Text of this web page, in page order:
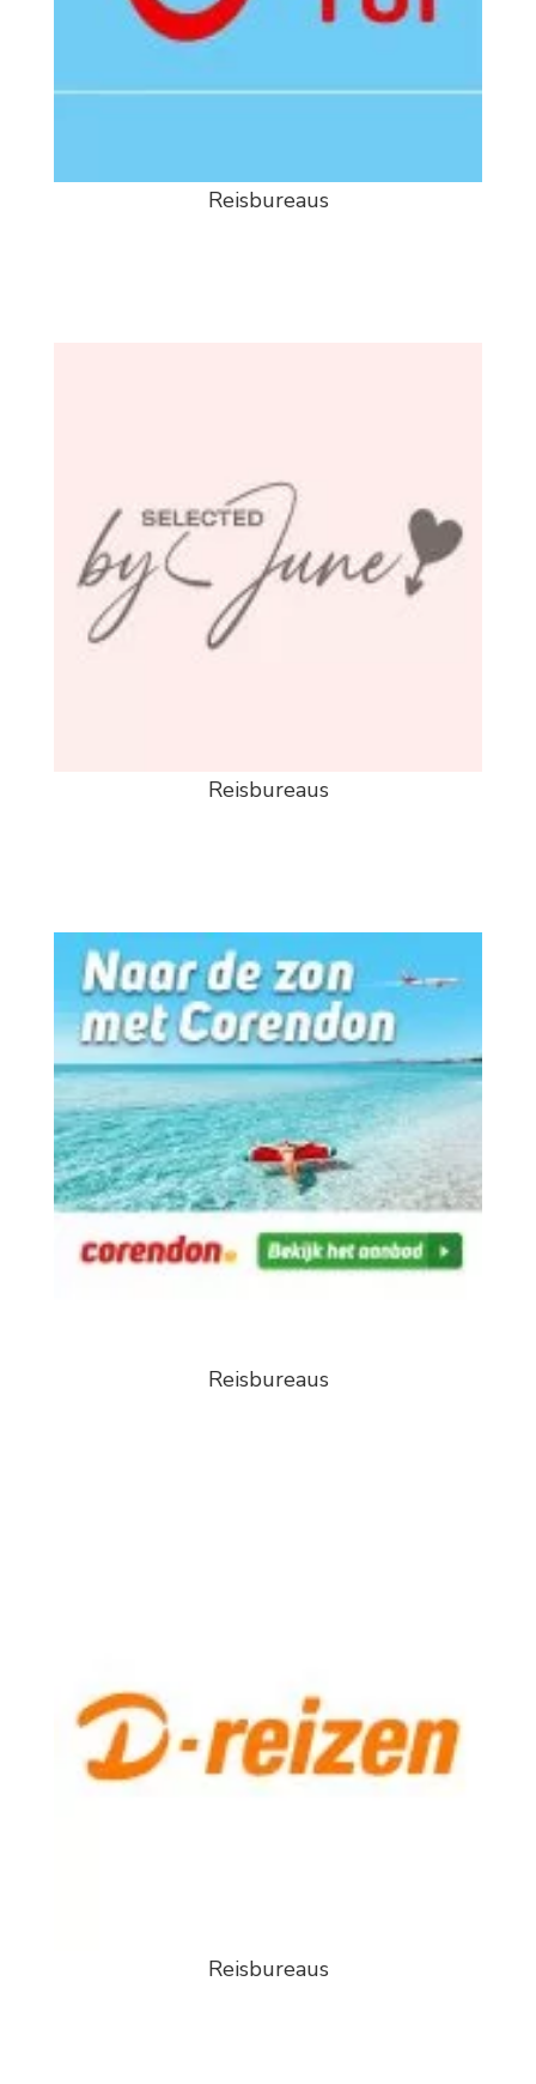
Reisbureaus
Reisbureaus
Reisbureaus
Reisbureaus